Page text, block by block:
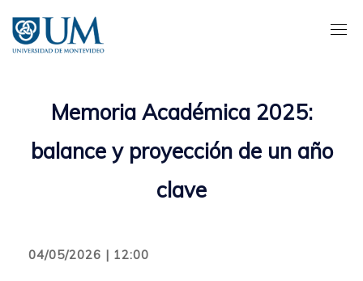
contenido
principal
Memoria Académica 2025:
balance y proyección de un año
clave
04/05/2026 | 12:00